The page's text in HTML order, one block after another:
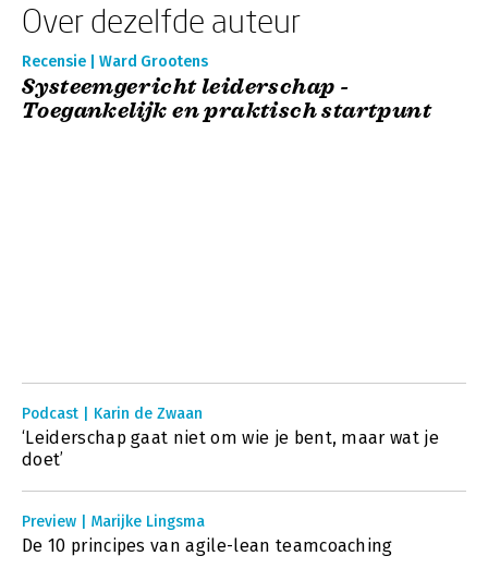
Over dezelfde auteur
Recensie | Ward Grootens
Systeemgericht leiderschap -
Toegankelijk en praktisch startpunt
Podcast | Karin de Zwaan
‘Leiderschap gaat niet om wie je bent, maar wat je
doet’
Preview | Marijke Lingsma
De 10 principes van agile-lean teamcoaching